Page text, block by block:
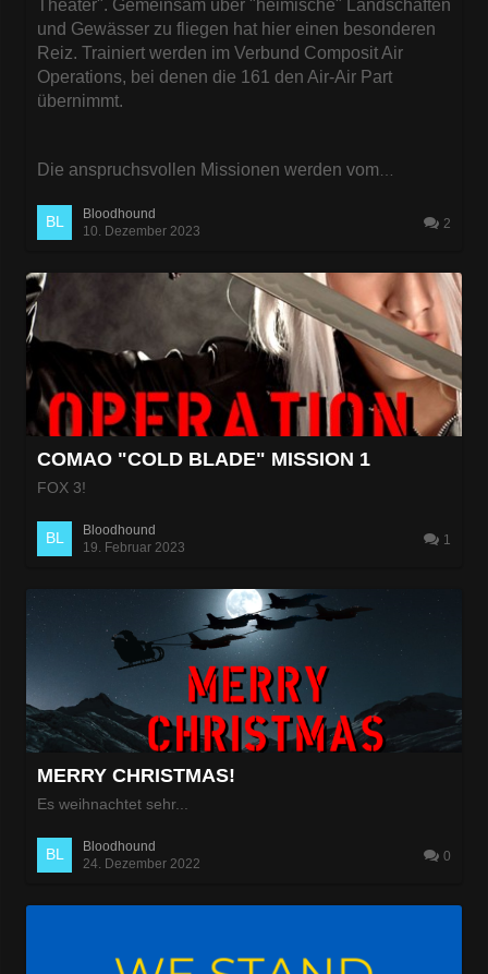
Theater". Gemeinsam über "heimische" Landschaften
und Gewässer zu fliegen hat hier einen besonderen
Reiz. Trainiert werden im Verbund Composit Air
Operations, bei denen die 161 den Air-Air Part
übernimmt.
Die anspruchsvollen Missionen werden vom
Bloodhound
10. Dezember 2023
2
COMAO "COLD BLADE" MISSION 1
FOX 3!
Bloodhound
19. Februar 2023
1
MERRY CHRISTMAS!
Es weihnachtet sehr...
Bloodhound
24. Dezember 2022
0